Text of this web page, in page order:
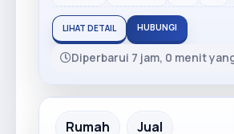
LIHAT DETAIL HUBUNGI
Diperbarui 7 jam, 0 menit
Recommended
Rumah Jual